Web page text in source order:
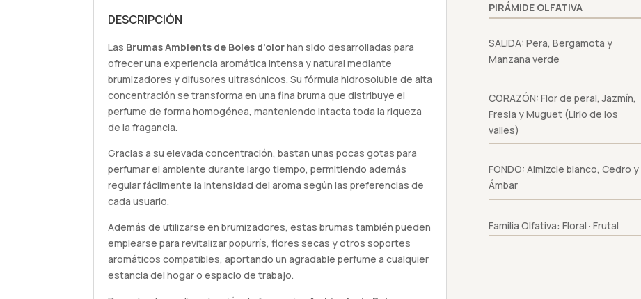
DESCRIPCIÓN
Las Brumas Ambients de Boles d’olorhan sido desarrolladas para
ofrecer una experiencia aromática intensa y natural mediante
brumizadores y difusores ultrasónicos. Su fórmula hidrosoluble de alta
concentración se transforma en una fina bruma que distribuye el
perfume de forma homogénea, manteniendo intacta toda la riqueza
de la fragancia.
Gracias a su elevada concentración, bastan unas pocas gotas para
perfumar el ambiente durante largo tiempo, permitiendo además
regular fácilmente la intensidad del aroma según las preferencias de
cada usuario.
Además de utilizarse en brumizadores, estas brumas también pueden
emplearse para revitalizar popurrís, flores secas y otros soportes
aromáticos compatibles, aportando un agradable perfume a cualquier
estancia del hogar o espacio de trabajo.
PIRÁMIDE OLFATIVA
SALIDA: Pera, Bergamota y
Manzana verde
CORAZÓN: Flor de peral, Jazmín,
Fresia y Muguet (Lirio de los
valles)
FONDO: Almizcle blanco, Cedro y
Ámbar
Familia Olfativa: Floral · Frutal